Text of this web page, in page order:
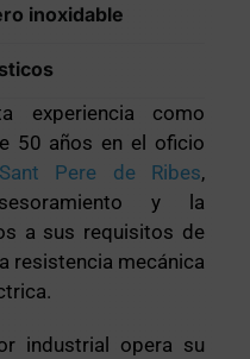
inoxidable
experiencia como
50 años en el oficio
Pere de Ribes,
y la
a sus requisitos de
resistencia mecánica
industrial opera su